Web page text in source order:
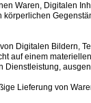
Waren, Digitalen
körperlichen
Digitalen Bildern,
auf einem
Dienstleistung,
Lieferung von